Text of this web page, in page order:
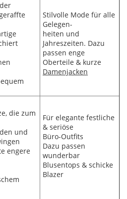
Stilvolle Mode für alle
Gelegen-
heiten und
Jahreszeiten. Dazu
passen enge
Oberteile & kurze
Damenjacken
die zum
und
engere
Für elegante festliche
& seriöse
Büro-Outfits
Dazu passen
wunderbar
Blusentops & schicke
Blazer